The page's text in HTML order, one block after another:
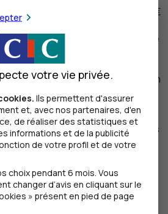
: enveloppe maximum de 500 000 €
;
: moins de 62 ans (au 31/12 de
de l'assurance
être concomitante à la souscription
au moins 7 ans auCICet y
de leur chiffre d’affaires depuis
d’une assurance
du
votre vie privée.
Ils permettent d'assurer
et, avec nos partenaires, d'en
de réaliser des statistiques et
informations et de la publicité
de votre profil et de votre
choix pendant 6 mois. Vous
changer d’avis en cliquant sur le
» présent en pied de page